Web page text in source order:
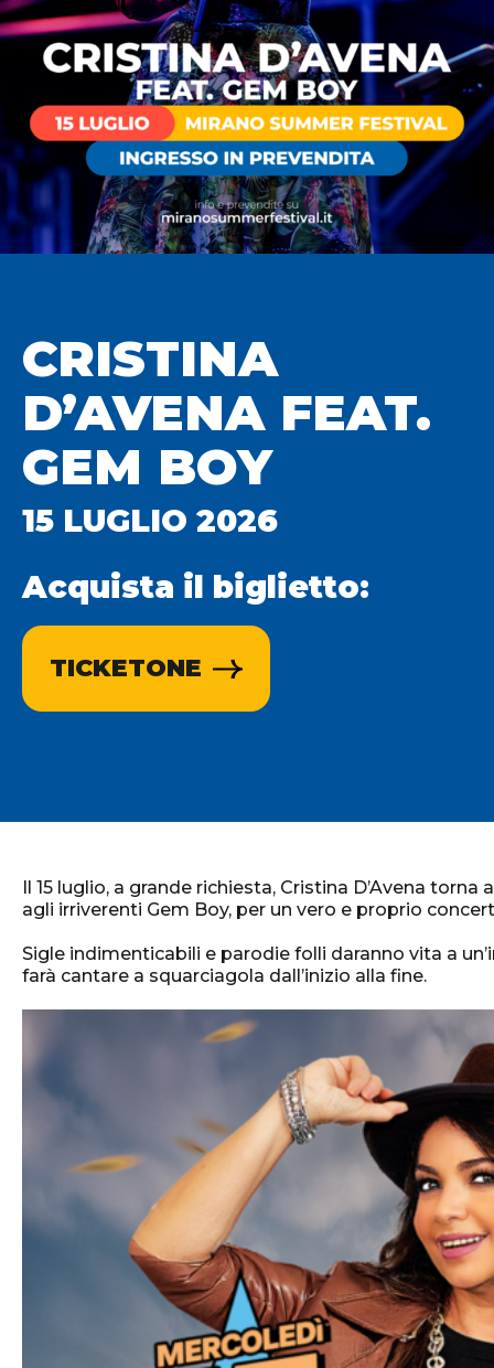
CRISTINA
D’AVENA FEAT.
GEM BOY
15 LUGLIO 2026
Acquista il biglietto:
TICKETONE
Il 15 luglio, a grande richiesta, Cristina D’Avena torna
agli irriverenti Gem Boy, per un vero e proprio
Sigle indimenticabili e parodie folli daranno vita a
farà cantare a squarciagola dall’inizio alla fine.